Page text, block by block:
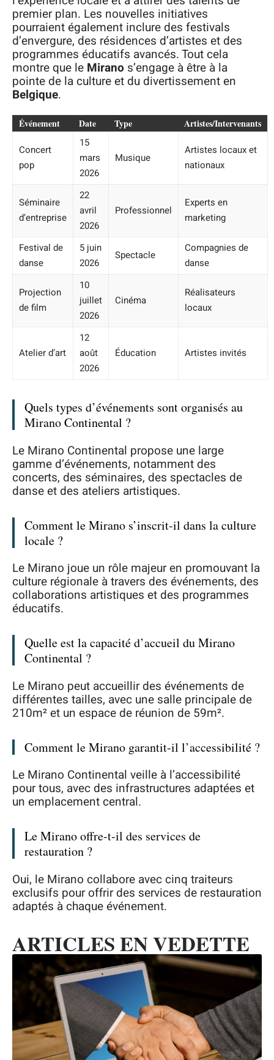
premier plan. Les nouvelles initiatives
pourraient également inclure des festivals
d’envergure, des résidences d’artistes et des
programmes éducatifs avancés. Tout cela
montre que le Mirano s’engage à être à la
pointe de la culture et du divertissement en
Belgique.
Événement Date Type Artistes/Intervenants
Concert
pop
15
mars
2026
Musique
Artistes locaux et
nationaux
Séminaire
d’entreprise
22
avril
2026
Professionnel
Experts en
marketing
Festival de
danse
5 juin
2026
Spectacle
Compagnies de
danse
Projection
de film
10
juillet
2026
Cinéma
Réalisateurs
locaux
Atelier d’art
12
août
2026
Éducation Artistes invités
Quels types d’événements sont organisés au
Mirano Continental ?
Le Mirano Continental propose une large
gamme d’événements, notamment des
concerts, des séminaires, des spectacles de
danse et des ateliers artistiques.
Comment le Mirano s’inscrit-il dans la culture
locale ?
Le Mirano joue un rôle majeur en promouvant la
culture régionale à travers des événements, des
collaborations artistiques et des programmes
éducatifs.
Quelle est la capacité d’accueil du Mirano
Continental ?
Le Mirano peut accueillir des événements de
différentes tailles, avec une salle principale de
210m² et un espace de réunion de 59m².
Comment le Mirano garantit-il l’accessibilité ?
Le Mirano Continental veille à l’accessibilité
pour tous, avec des infrastructures adaptées et
un emplacement central.
Le Mirano offre-t-il des services de
restauration ?
Oui, le Mirano collabore avec cinq traiteurs
exclusifs pour offrir des services de restauration
adaptés à chaque événement.
ARTICLES EN VEDETTE